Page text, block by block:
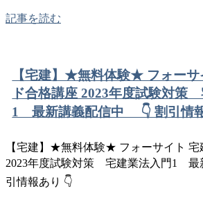
記事を読む
【宅建】★無料体験★ フォーサ
ド合格講座 2023年度試験対策
1 最新講義配信中 👇 割引情
【宅建】★無料体験★ フォーサイト 宅
2023年度試験対策 宅建業法入門1
引情報あり 👇